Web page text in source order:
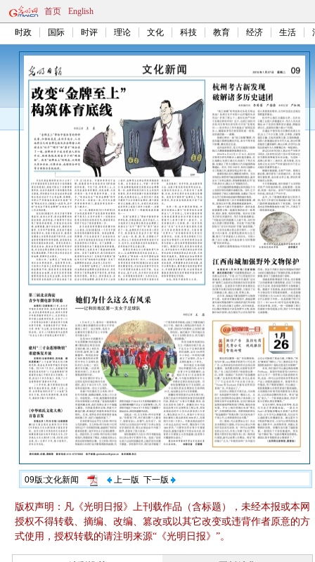
首页 English
时政 国际 时评 理论 文化 科技 教育 经济 生活
09版:文化新闻 上一版 下一版
版权声明：凡《光明日报》上刊载作品（含标题），未经本报或本网
授权不得转载、摘编、改编、篡改或以其它改变或违背作者原意的方
式使用，授权转载的请注明来源“《光明日报》”。